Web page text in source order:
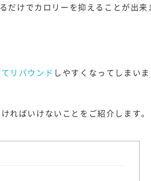
だけでカロリーを抑えることが出来
リバウンド しやすくなってしまいま
ればいけないことをご紹介します。